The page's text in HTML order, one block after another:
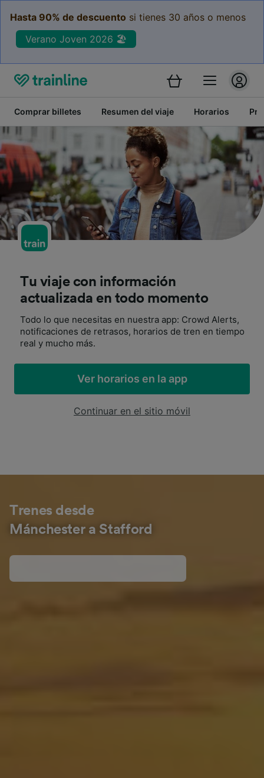
Hasta 90% de descuento si tienes 30 años o menos
Verano Joven 2026 🏖️
Comprar billetes Resumen del viaje Horarios
Tu viaje con información
actualizada en todo momento
Todo lo que necesitas en nuestra app: Crowd Alerts,
notificaciones de retrasos, horarios de tren en tiempo
real y mucho más.
Ver horarios en la app
Continuar en el sitio móvil
Trenes desde
Mánchester a Stafford